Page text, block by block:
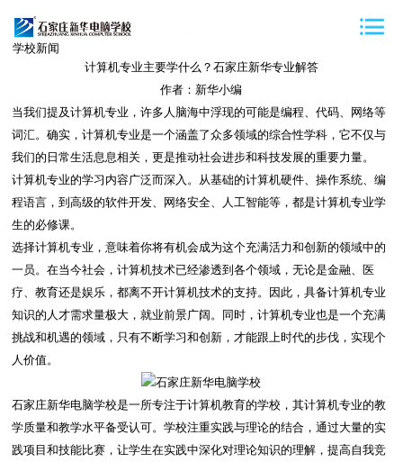
学校新闻
计算机专业主要学什么？石家庄新华专业解答
作者：新华小编
当我们提及计算机专业，许多人脑海中浮现的可能是编程、代码、网络等
词汇。确实，计算机专业是一个涵盖了众多领域的综合性学科，它不仅与
我们的日常生活息息相关，更是推动社会进步和科技发展的重要力量。
计算机专业的学习内容广泛而深入。从基础的计算机硬件、操作系统、编
程语言，到高级的软件开发、网络安全、人工智能等，都是计算机专业学
生的必修课。
选择计算机专业，意味着你将有机会成为这个充满活力和创新的领域中的
一员。在当今社会，计算机技术已经渗透到各个领域，无论是金融、医
疗、教育还是娱乐，都离不开计算机技术的支持。因此，具备计算机专业
知识的人才需求量极大，就业前景广阔。同时，计算机专业也是一个充满
挑战和机遇的领域，只有不断学习和创新，才能跟上时代的步伐，实现个
人价值。
石家庄新华电脑学校是一所专注于计算机教育的学校，其计算机专业的教
学质量和教学水平备受认可。学校注重实践与理论的结合，通过大量的实
践项目和技能比赛，让学生在实践中深化对理论知识的理解，提高自我竞